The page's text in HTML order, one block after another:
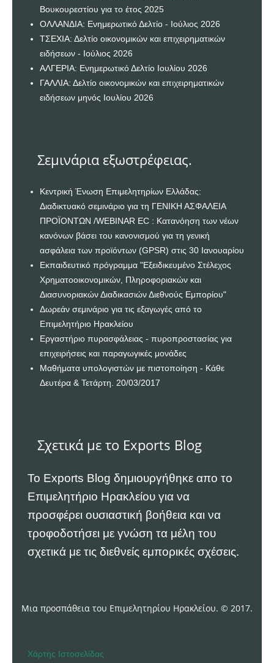
Βουκουρεστίου για το έτος 2025
ΟΛΛΑΝΔΙΑ: Ενημερωτικό Δελτίο - Ιούλιος 2026
ΤΣΕΧΙΑ: Δελτίο οικονομικών και επιχειρηματικών
ειδήσεων - Ιούλιος 2026
ΑΛΓΕΡΙΑ: Ενημερωτικό Δελτίο Ιουλίου 2026
ΓΑΛΛΙΑ: Δελτίο οικονομικών και επιχειρηματικών
ειδήσεων μηνός Ιουλίου 2026
Σεμινάρια εξωστρέφειας.
Κεντρική Ένωση Επιμελητηρίων Ελλάδας:
Διαδικτυακό σεμινάριο για τη ΓΕΝΙΚΗ ΑΣΦΑΛΕΙΑ
ΠΡΟΪΟΝΤΩΝ /WEBINAR EC : Κατανόηση των νέων
κανόνων βάσει του κανονισμού για τη γενική
ασφάλεια των προϊόντων (GPSR) στις 30 Ιανουαρίου
Εκπαιδευτικό πρόγραμμα "Εξειδικευμένο Στέλεχος
Χρηματοοικονομικών, Πληροφοριακών και
Διασυνοριακών Διαδικασιών Διεθνούς Εμπορίου"
Δωρεάν σεμινάριο για τις εξαγωγές από το
Επιμελητήριο Ηρακλείου
Εργαστήριο πυρασφάλειας - πυροπροστασίας για
επιχειρήσεις και παραγωγικές μονάδες
Μαθήματα υπολογιστών με πιστοποίηση - Κάθε
Δευτέρα & Τετάρτη. 20/03/2017
Σχετικά με το Exports Blog
Το Exports Blog δημιουργήθηκε απο το
Επιμελητήριο Ηρακλείου για να
προσφέρει ουσιαστική βοήθεια και να
τροφοδοτήσει με γνώση τα μέλη του
σχετικά με τις διεθνείς εμπορικές σχέσεις.
Μια προσπάθεια του Επιμελητηρίου Ηρακλείου. © 2017.
Χάρτης Ιστοσελίδας